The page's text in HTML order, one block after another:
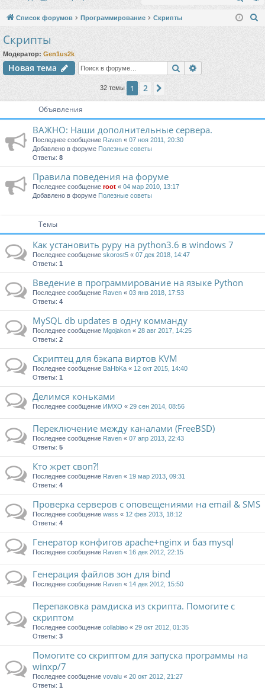
ы д ис
Список форумов Программирование Скрипты
Скрипты
Модератор: Gen1us2k
Новая тема Поиск
32 темы 1 2
Объявления
ВАЖНО: Наши дополнительные сервера.
Последнее сообщение Raven « 07 ноя 2011, 20:30
Добавлено в форуме Полезные советы
Ответы: 8
Правила поведения на форуме
Последнее сообщение root « 04 мар 2010, 13:17
Добавлено в форуме Полезные советы
Темы
Как установить pypy на python3.6 в windows 7
Последнее сообщение skorost5 « 07 дек 2018, 14:47
Ответы: 1
Введение в программирование на языке Python
Последнее сообщение Raven « 03 янв 2018, 17:53
Ответы: 4
MySQL db updates в одну комманду
Последнее сообщение Mgojakon « 28 авг 2017, 14:25
Ответы: 2
Скриптец для бэкапа виртов KVM
Последнее сообщение BaHbKa « 12 окт 2015, 14:40
Ответы: 1
Делимся коньками
Последнее сообщение ИМХО « 29 сен 2014, 08:56
Переключение между каналами (FreeBSD)
Последнее сообщение Raven « 07 апр 2013, 22:43
Ответы: 5
Кто жрет своп?!
Последнее сообщение Raven « 19 мар 2013, 09:31
Ответы: 4
Проверка серверов с оповещениями на email & SMS
Последнее сообщение wass « 12 фев 2013, 18:12
Ответы: 4
Генератор конфигов apache+nginx и баз mysql
Последнее сообщение Raven « 16 дек 2012, 22:15
Генерация файлов зон для bind
Последнее сообщение Raven « 14 дек 2012, 15:50
Перепаковка рамдиска из скрипта. Помогите с
скриптом
Последнее сообщение collabiao « 29 окт 2012, 01:35
Ответы: 3
Помогите со скриптом для запуска программы на
winxp/7
Последнее сообщение vovalu « 20 окт 2012, 21:27
Ответы: 1